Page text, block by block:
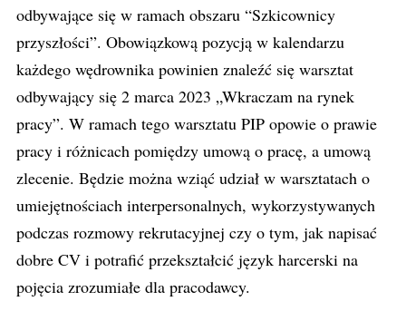
odbywające się w ramach obszaru “Szkicownicy
przyszłości”. Obowiązkową pozycją w kalendarzu
każdego wędrownika powinien znaleźć się warsztat
odbywający się 2 marca 2023 „Wkraczam na rynek
pracy”. W ramach tego warsztatu PIP opowie o prawie
pracy i różnicach pomiędzy umową o pracę, a umową
zlecenie. Będzie można wziąć udział w warsztatach o
umiejętnościach interpersonalnych, wykorzystywanych
podczas rozmowy rekrutacyjnej czy o tym, jak napisać
dobre CV i potrafić przekształcić język harcerski na
pojęcia zrozumiałe dla pracodawcy.